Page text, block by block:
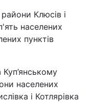
Клюсів і
населених
пунктів
населених
і Котлярівка